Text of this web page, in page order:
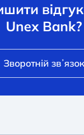
Unex Bank?
Зворотній звʼязок